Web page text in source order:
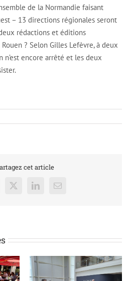
de la Normandie faisant
– 13 directions régionales seront
rédactions et éditions
? Selon Gilles Lefèvre, à deux
n’est encore arrêté et les deux
cet article
X LinkedInEmail